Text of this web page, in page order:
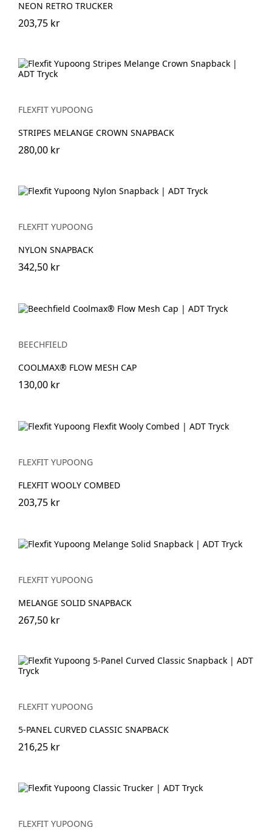
NEON RETRO TRUCKER
203,75 kr
FLEXFIT YUPOONG
STRIPES MELANGE CROWN SNAPBACK
280,00 kr
FLEXFIT YUPOONG
NYLON SNAPBACK
342,50 kr
BEECHFIELD
COOLMAX® FLOW MESH CAP
130,00 kr
FLEXFIT YUPOONG
FLEXFIT WOOLY COMBED
203,75 kr
FLEXFIT YUPOONG
MELANGE SOLID SNAPBACK
267,50 kr
FLEXFIT YUPOONG
5-PANEL CURVED CLASSIC SNAPBACK
216,25 kr
FLEXFIT YUPOONG